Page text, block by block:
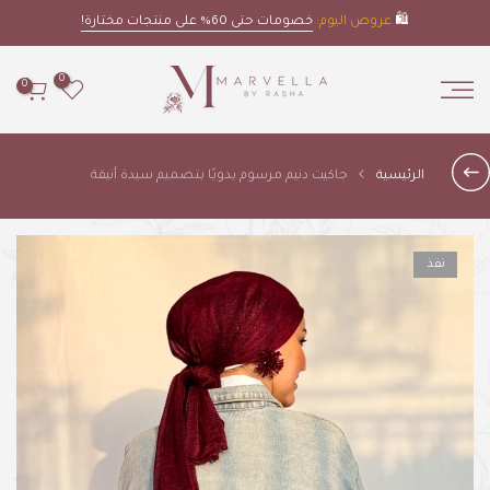
to
🛍️ عروض اليوم: خصومات حتى 60% على منتجات مختارة!
0
0
الرئيسية جاكيت دنيم مرسوم يدويًا بتصميم سيدة أنيقة
نفذ